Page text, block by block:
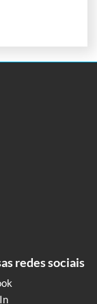
redes sociais